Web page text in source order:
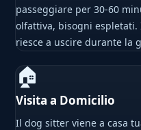
passeggiare per 30-60
olfattiva, bisogni
riesce a uscire durante la
🏠
Visita a Domicilio
Il dog sitter viene a casa